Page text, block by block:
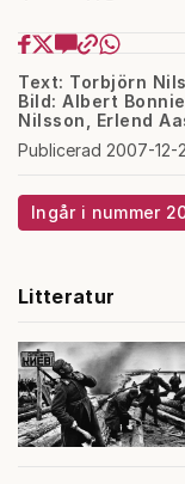
Text: Torbjörn
Bild: Albert
Nilsson, Erlend
Publicerad 2007-12-
Ingår i nummer
Litteratur